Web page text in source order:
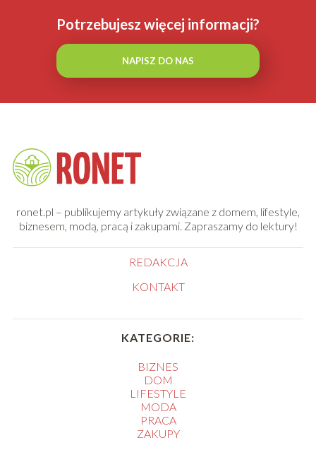
Potrzebujesz więcej informacji?
NAPISZ DO NAS
ronet.pl – publikujemy artykuły związane z domem, lifestyle,
biznesem, modą, pracą i zakupami. Zapraszamy do lektury!
REDAKCJA
KONTAKT
KATEGORIE:
BIZNES
DOM
LIFESTYLE
MODA
PRACA
ZAKUPY